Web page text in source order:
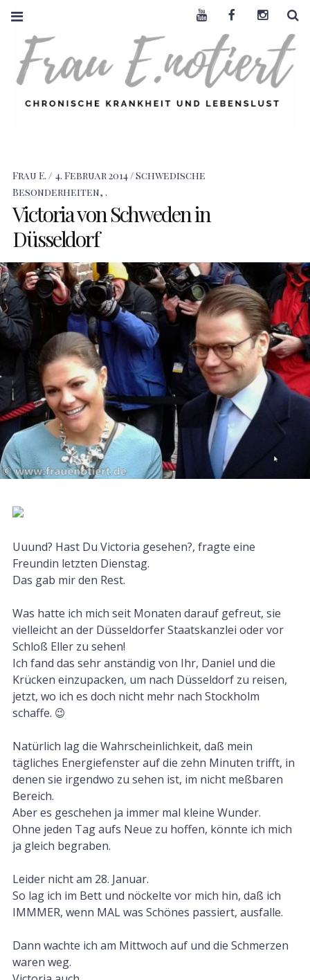
LEBENSLUST
Frau E. 4. Februar 2014 Schwedische
Besonderheiten, .
Victoria von Schweden in
Düsseldorf
Uuund? Hast Du Victoria gesehen?, fragte eine
Freundin letzten Dienstag.
Das gab mir den Rest.
Was hatte ich mich seit Monaten darauf gefreut, sie
vielleicht an der Düsseldorfer Staatskanzlei oder vor
Schloß Eller zu sehen!
Ich fand das sehr anständig von Ihr, Daniel und die
Krücken einzupacken, um nach Düsseldorf zu reisen,
jetzt, wo ich es doch nicht mehr nach Stockholm
schaffe. 😉
Natürlich lag die Wahrscheinlichkeit, daß mein
tägliches Energiefenster auf die zehn Minuten trifft, in
denen sie irgendwo zu sehen ist, im nicht meßbaren
Bereich.
Aber es geschehen ja immer mal kleine Wunder.
Ohne jeden Tag aufs Neue zu hoffen, könnte ich mich
ja gleich begraben.
Leider nicht am 28. Januar.
So lag ich im Bett und nöckelte vor mich hin, daß ich
IMMMER, wenn MAL was Schönes passiert, ausfalle.
Dann wachte ich am Mittwoch auf und die Schmerzen
waren weg.
Youtube Facebook